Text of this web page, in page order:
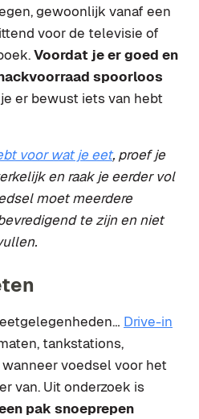
gewoonlijk vanaf een
voor de televisie of
Voordat je er goed en
spoorloos
er bewust iets van hebt
voor wat je eet, proef je
en raak je eerder vol
moet meerdere
te zijn en niet
Drive-in
tankstations,
wanneer voedsel voor het
van. Uit onderzoek is
pak snoeprepen